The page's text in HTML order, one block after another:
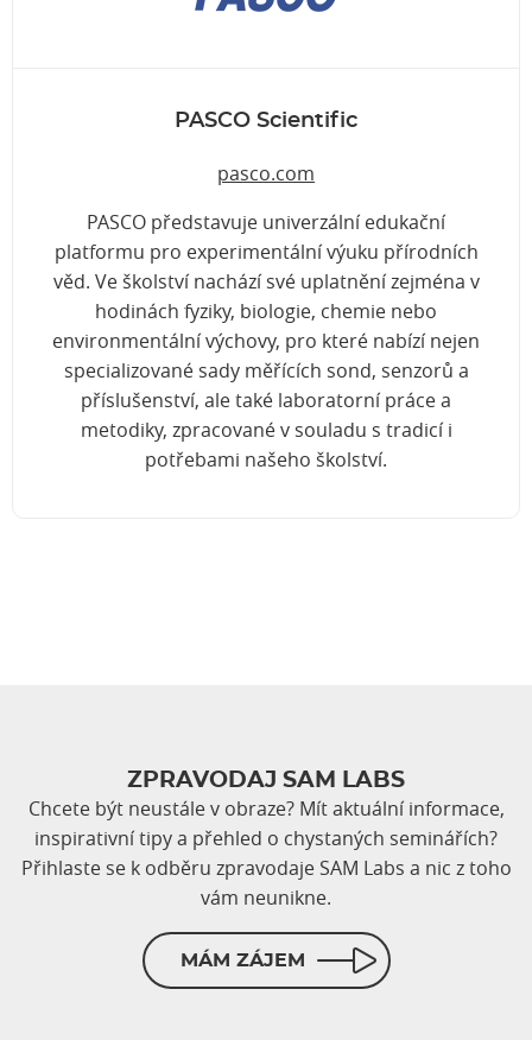
PASCO Scientific
pasco.com
PASCO představuje univerzální edukační
platformu pro experimentální výuku přírodních
věd. Ve školství nachází své uplatnění zejména v
hodinách fyziky, biologie, chemie nebo
environmentální výchovy, pro které nabízí nejen
specializované sady měřících sond, senzorů a
příslušenství, ale také laboratorní práce a
metodiky, zpracované v souladu s tradicí i
potřebami našeho školství.
ZPRAVODAJ SAM LABS
Chcete být neustále v obraze? Mít aktuální informace,
inspirativní tipy a přehled o chystaných seminářích?
Přihlaste se k odběru zpravodaje SAM Labs a nic z toho
vám neunikne.
MÁM ZÁJEM